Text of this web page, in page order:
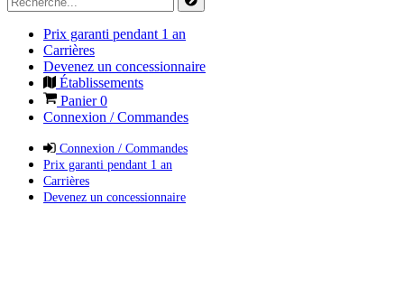
Prix garanti pendant 1 an
Carrières
Devenez un concessionnaire
Établissements
Panier0
Connexion / Commandes
Connexion / Commandes
Prix garanti pendant 1 an
Carrières
Devenez un concessionnaire